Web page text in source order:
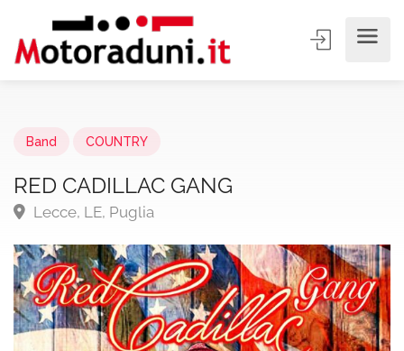
Band COUNTRY
RED CADILLAC GANG
Lecce, LE, Puglia